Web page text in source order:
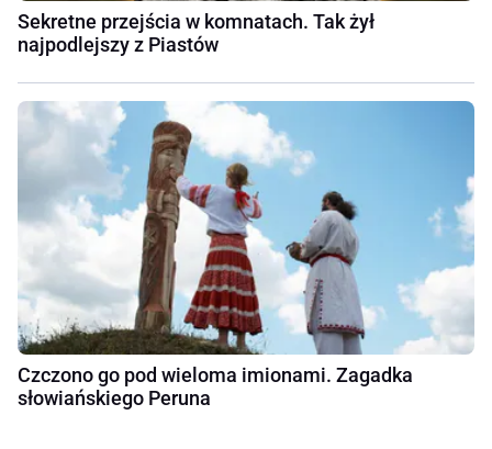
Sekretne przejścia w komnatach. Tak żył
najpodlejszy z Piastów
Czczono go pod wieloma imionami. Zagadka
słowiańskiego Peruna